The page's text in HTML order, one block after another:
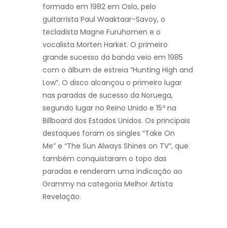
formado em 1982 em Oslo, pelo
guitarrista Paul Waaktaar-Savoy, o
tecladista Magne Furuhomen e o
vocalista Morten Harket. O primeiro
grande sucesso da banda veio em 1985
com o álbum de estreia “Hunting High and
Low”. O disco alcançou o primeiro lugar
nas paradas de sucesso da Noruega,
segundo lugar no Reino Unido e 15º na
Billboard dos Estados Unidos. Os principais
destaques foram os singles “Take On
Me” e “The Sun Always Shines on TV”, que
também conquistaram o topo das
paradas e renderam uma indicação ao
Grammy na categoria Melhor Artista
Revelação.